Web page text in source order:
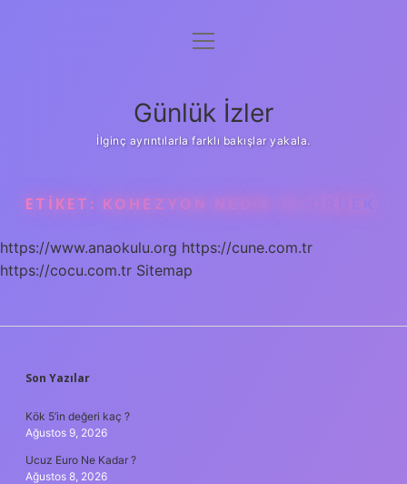
Anasayfa
Yasal Uyarı
menüyü
Günlük İzler
İlginç ayrıntılarla farklı bakışlar yakala.
ETIKET: KOHEZYON NEDIR VE ÖRNEK
https://www.anaokulu.org https://cune.com.tr
https://cocu.com.tr Sitemap
SIDEBAR
Son Yazılar
Kök 5’in değeri kaç ?
Ağustos 9, 2026
Ucuz Euro Ne Kadar ?
Ağustos 8, 2026